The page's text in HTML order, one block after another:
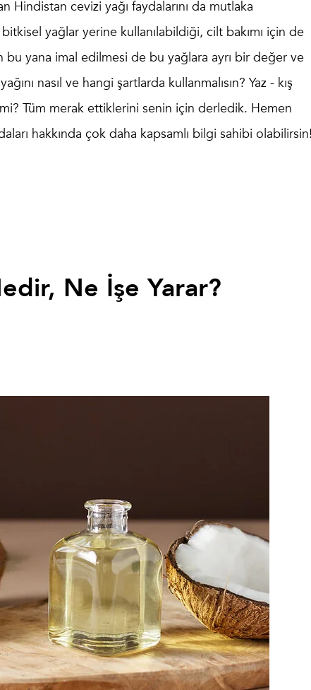
Hindistan cevizi yağı faydalarını da mutlaka
yağlar yerine kullanılabildiği, cilt bakımı için de
yana imal edilmesi de bu yağlara ayrı bir değer ve
nasıl ve hangi şartlarda kullanmalısın? Yaz - kış
Tüm merak ettiklerini senin için derledik. Hemen
hakkında çok daha kapsamlı bilgi sahibi olabilirsin!
Ne İşe Yarar?